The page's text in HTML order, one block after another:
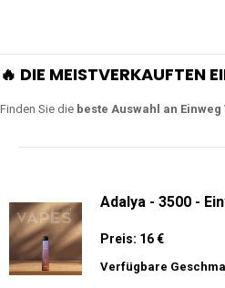
🔥 DIE MEISTVERKAUFTEN
Finden Sie die beste Auswahl an Einweg
Adalya - 3500 -
Preis: 16 €
Verfügbare